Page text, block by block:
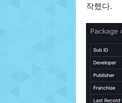
작했다.